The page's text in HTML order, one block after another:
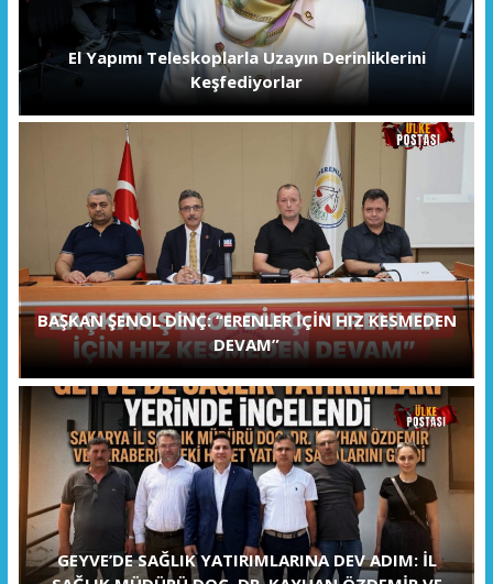
El Yapımı Teleskoplarla Uzayın Derinliklerini
Keşfediyorlar
BAŞKAN ŞENOL DİNÇ: “ERENLER İÇİN HIZ KESMEDEN
DEVAM”
GEYVE’DE SAĞLIK YATIRIMLARINA DEV ADIM: İL